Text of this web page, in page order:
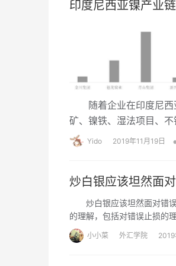
印度尼西亚镍产业
随着企业在印度尼西
矿、镍铁、湿法项目、
Yido 2019年11月19日
炒白银应该坦然面
炒白银应该坦然面对错误
的理解，包括对错误止损的理
小小菜 外汇学院 2019